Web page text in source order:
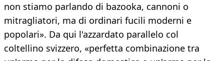
non stiamo parlando di bazooka, cannoni o
mitragliatori, ma di ordinari fucili moderni e
popolari». Da qui l'azzardato parallelo col
coltellino svizzero, «perfetta combinazione tra